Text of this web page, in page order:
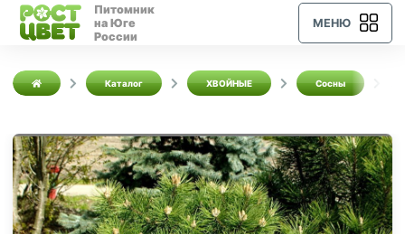
Питомник
на Юге
России
МЕНЮ
Каталог ХВОЙНЫЕ Сосны